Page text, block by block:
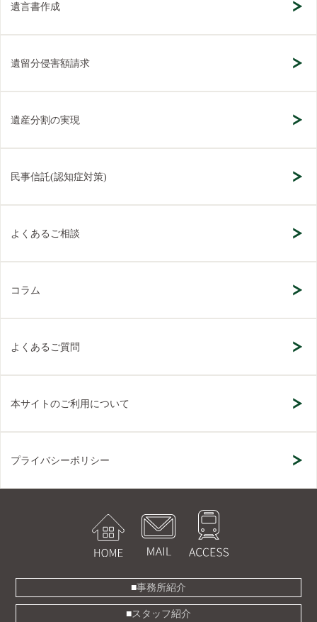
遺言書作成
遺留分侵害額請求
遺産分割の実現
民事信託(認知症対策)
よくあるご相談
コラム
よくあるご質問
本サイトのご利用について
プライバシーポリシー
事務所紹介
スタッフ紹介